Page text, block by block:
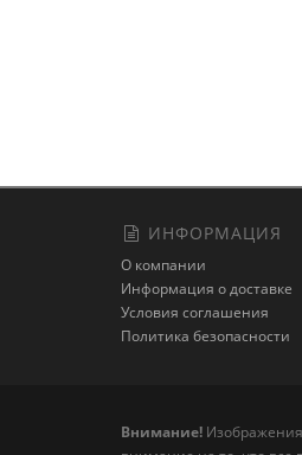
ИНФОРМАЦИЯ
О компании
Информация о доставке
Условия соглашения
Политика безопасности
Внимание!